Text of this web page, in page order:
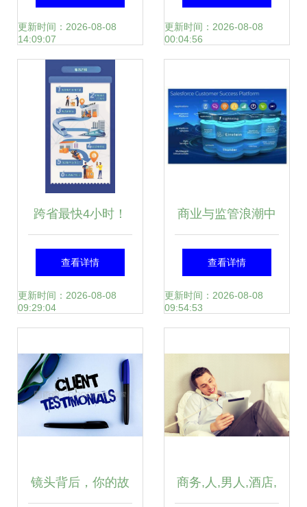
深度融合 世界工厂
网的商务解决方案
更新时间：2026-08-08
14:09:07
知道这件大事 礼仪
更新时间：2026-08-08
00:04:56
跨省最快4小时！
黑龙江首推“高铁急
送”小件快运，服务
向
查看详情
更新时间：2026-08-08
09:29:04
商业与监管浪潮中
AI在礼仪服务的平
衡之道
查看详情
更新时间：2026-08-08
09:54:53
镜头背后，你的故 商务,人,男人,酒店,